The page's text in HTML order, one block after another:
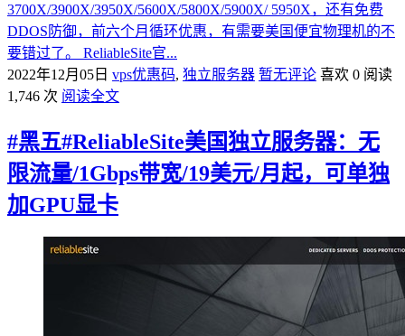
3700X/3900X/3950X/5600X/5800X/5900X/ 5950X，还有免费
DDOS防御，前六个月循环优惠，有需要美国便宜物理机的不
要错过了。 ReliableSite官...
2022年12月05日 vps优惠码, 独立服务器 暂无评论 喜欢 0 阅读
1,746 次 阅读全文
#黑五#ReliableSite美国独立服务器：无
限流量/1Gbps带宽/19美元/月起，可单独
加GPU显卡